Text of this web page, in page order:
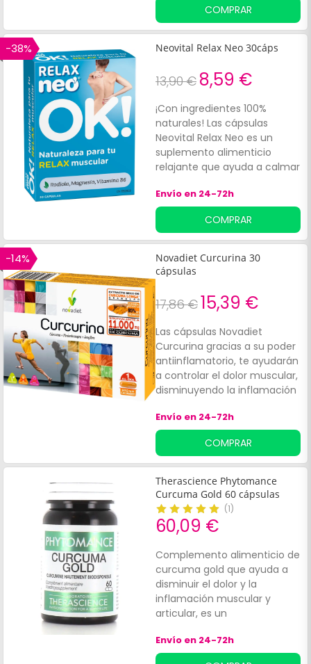
COMPRAR
-38% Neovital Relax Neo 30cáps
13,90 € 8,59 €
¡Con ingredientes 100%
naturales! Las cápsulas
Neovital Relax Neo es un
suplemento alimenticio
relajante que ayuda a calmar
acumulado durante el día.
Envío en 24-72h
COMPRAR
-14%
Novadiet Curcurina 30
cápsulas
17,86 €15,39 €
Las cápsulas Novadiet
Curcurina gracias a su poder
antiinflamatorio, te ayudarán
a controlar el dolor muscular,
disminuyendo la inflamación
ligamentos en procesos
crónicos.
Envío en 24-72h
COMPRAR
Therascience Phytomance
Curcuma Gold 60 cápsulas
(1)
60,09 €
Complemento alimenticio de
curcuma gold que ayuda a
disminuir el dolor y la
inflamación muscular y
articular, es un
Contiene Curcussentiel, un
complejo patentado que
Envío en 24-72h